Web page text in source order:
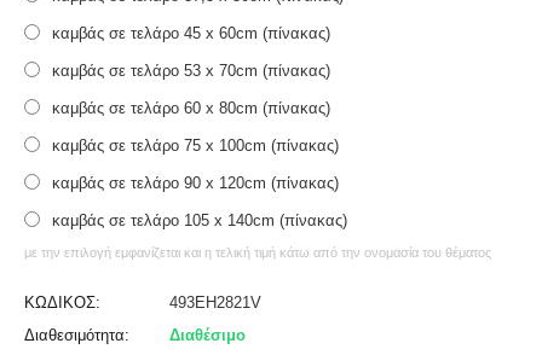
καμβάς σε τελάρο 45 x 60cm (πίνακας)
καμβάς σε τελάρο 53 x 70cm (πίνακας)
καμβάς σε τελάρο 60 x 80cm (πίνακας)
καμβάς σε τελάρο 75 x 100cm (πίνακας)
καμβάς σε τελάρο 90 x 120cm (πίνακας)
καμβάς σε τελάρο 105 x 140cm (πίνακας)
με την επιλογή εμφανίζεται και η τελική τιμή κάτω από την ονομασία του θέματος
ΚΩΔΙΚΟΣ:
493EH2821V
Διαθεσιμότητα:
Διαθέσιμο